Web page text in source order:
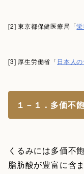
[2] 東京都保健医療局「
[3] 厚生労働省「 日本人
１－１．多価不
くるみには多価不
脂肪酸が豊富に含